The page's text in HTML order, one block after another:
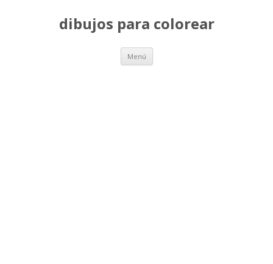
dibujos para colorear
Menú Saltar
contenido